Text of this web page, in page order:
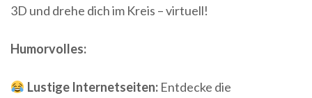
3D und drehe dich im Kreis – virtuell!
Humorvolles:
Lustige Internetseiten:Entdecke die